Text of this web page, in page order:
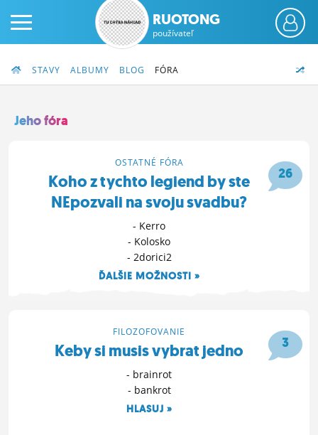
ČINŽIAK
BLOGY
MÔJ PROFIL
RUOTONG
používateľ
STAVY ALBUMY BLOG FÓRA
Jeho fóra
26
OSTATNÉ FÓRA
Koho z tychto legiend by ste
NEpozvali na svoju svadbu?
- Kerro
- Kolosko
- 2dorici2
ĎALŠIE MOŽNOSTI »
3
FILOZOFOVANIE
Keby si musis vybrat jedno
- brainrot
- bankrot
HLASUJ »